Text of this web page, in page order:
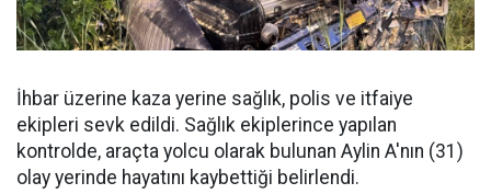
İhbar üzerine kaza yerine sağlık, polis ve itfaiye
ekipleri sevk edildi. Sağlık ekiplerince yapılan
kontrolde, araçta yolcu olarak bulunan Aylin A'nın (31)
olay yerinde hayatını kaybettiği belirlendi.